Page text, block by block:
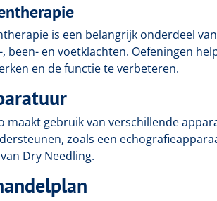
is een belangrijk onderdeel
been- en voetklachten. Oefeningen
en de functie te verbeteren.
maakt gebruik van verschillende
zoals een
Dry Needling.